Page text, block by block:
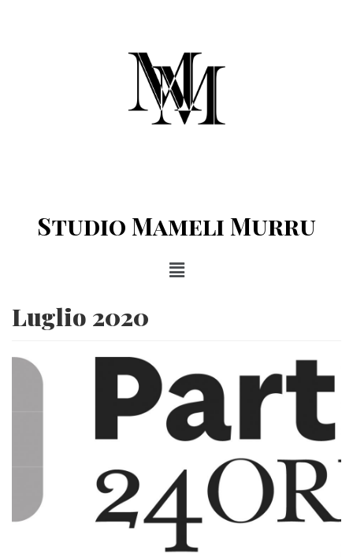
Studio Mameli Murru
Luglio 2020